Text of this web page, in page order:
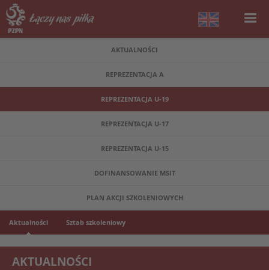
AKTUALNOŚCI
REPREZENTACJA A
REPREZENTACJA U-19
REPREZENTACJA U-17
REPREZENTACJA U-15
DOFINANSOWANIE MSIT
PLAN AKCJI SZKOLENIOWYCH
Aktualności Sztab szkoleniowy
AKTUALNOŚCI